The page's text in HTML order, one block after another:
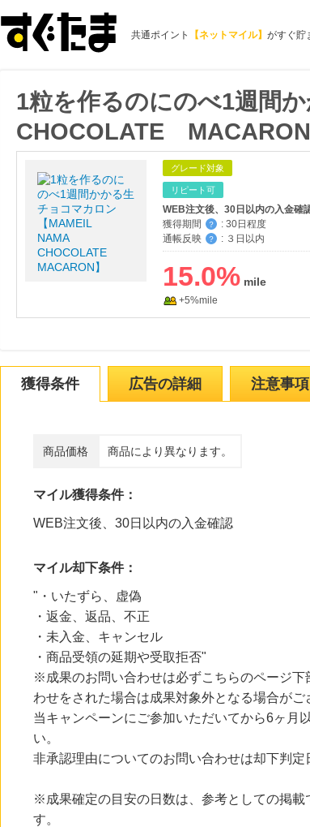
共通ポイント 【ネットマイル】 がすぐ貯
1粒を作るのにのべ1週間
CHOCOLATE MACARON
グレード対象
リピート可
WEB注文後、30日以内の入金確
獲得期間
？ : 30日程度
通帳反映
？ : ３日以内
15.0%
+5%mile
獲得条件 広告の詳細 注意事項
商品価格 商品により異なります。
マイル獲得条件：
WEB注文後、30日以内の入金確認
マイル却下条件：
"・いたずら、虚偽
・返金、返品、不正
・未入金、キャンセル
・商品受領の延期や受取拒否"
※成果のお問い合わせは必ずこちらのページ
わせをされた場合は成果対象外となる場合がご
当キャンペーンにご参加いただいてから6ヶ月
い。
非承認理由についてのお問い合わせは却下判定
※成果確定の目安の日数は、参考としての掲載
す。